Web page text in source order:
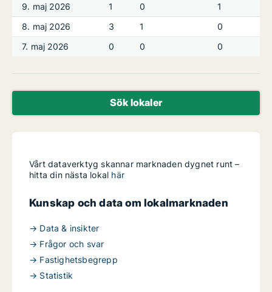
9. maj 2026
1 0
1
8. maj 2026
3 1
0
7. maj 2026
0 0 0
Sök lokaler
Vårt dataverktyg skannar marknaden dygnet runt –
hitta din nästa lokal här
Kunskap och data om lokalmarknaden
→ Data & insikter
→ Frågor och svar
→ Fastighetsbegrepp
→ Statistik